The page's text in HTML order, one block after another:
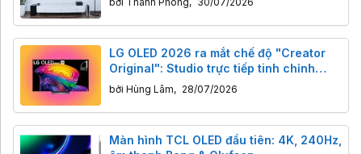
LG OLED 2026 ra mắt chế độ "Creator
Original": Studio trực tiếp tinh chỉnh
hình ảnh TV
bởi Hùng Lâm, 28/07/2026
Màn hình TCL OLED đầu tiên: 4K, 240Hz,